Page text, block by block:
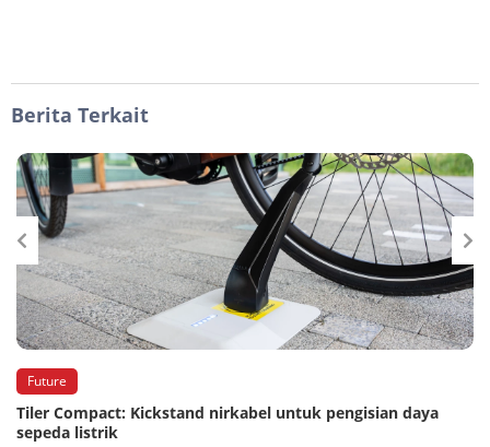
Berita Terkait
Future
Tiler Compact: Kickstand nirkabel untuk pengisian daya
sepeda listrik